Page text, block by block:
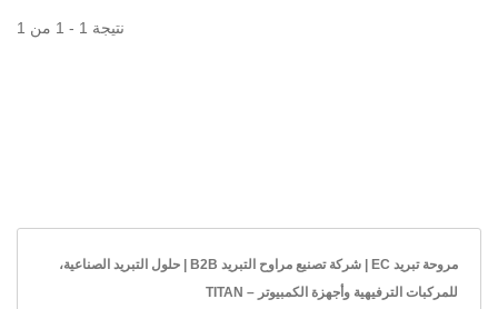
نتيجة 1 - 1 من 1
مروحة تبريد EC | شركة تصنيع مراوح التبريد B2B | حلول التبريد الصناعية،
للمركبات الترفيهية وأجهزة الكمبيوتر – TITAN